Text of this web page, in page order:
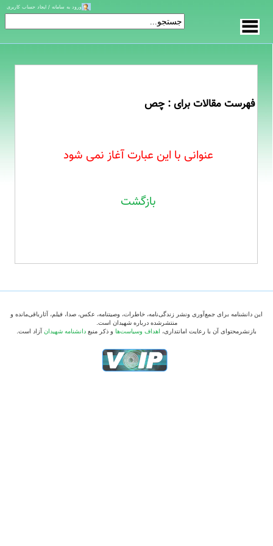
فهرست مقالات برای : چص
عنوانی با این عبارت آغاز نمی شود
بازگشت
ورود به سامانه / ایجاد حساب کاربری
این دانشنامه برای جمع‌آوری ونشر زندگی‌نامه، خاطرات، وصیتنامه، عکس، صدا، فیلم، آثارباقی‌مانده و
منتشرشده درباره شهیدان است.
بازنشرمحتوای آن با رعایت امانتداری، اهداف وسیاست‌ها و ذکر منبع دانشنامه شهیدان آزاد است.